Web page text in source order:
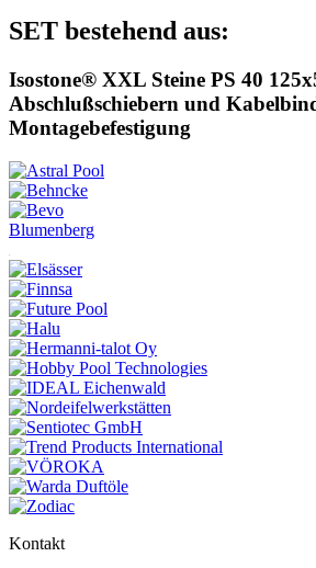
SET bestehend aus:
Isostone® XXL Steine PS 40
Abschlußschiebern und
Montagebefestigung
Blumenberg
Kontakt